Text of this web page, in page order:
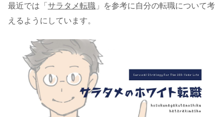
最近では「 サラタメ転職 」を参考に自分の転職について考
えるようにしています。